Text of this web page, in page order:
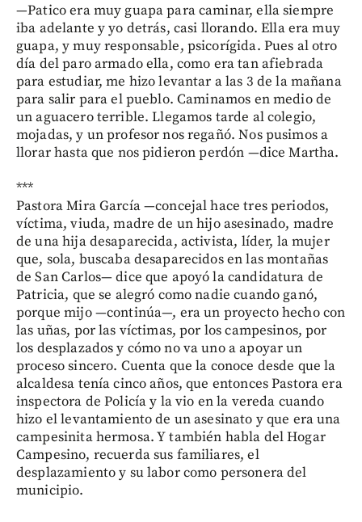
—Patico era muy guapa para caminar, ella siempre
iba adelante y yo detrás, casi llorando. Ella era muy
guapa, y muy responsable, psicorígida. Pues al otro
día del paro armado ella, como era tan afiebrada
para estudiar, me hizo levantar a las 3 de la mañana
para salir para el pueblo. Caminamos en medio de
un aguacero terrible. Llegamos tarde al colegio,
mojadas, y un profesor nos regañó. Nos pusimos a
llorar hasta que nos pidieron perdón —dice Martha.
***
Pastora Mira García —concejal hace tres periodos,
víctima, viuda, madre de un hijo asesinado, madre
de una hija desaparecida, activista, líder, la mujer
que, sola, buscaba desaparecidos en las montañas
de San Carlos— dice que apoyó la candidatura de
Patricia, que se alegró como nadie cuando ganó,
porque mijo —continúa—, era un proyecto hecho con
las uñas, por las víctimas, por los campesinos, por
los desplazados y cómo no va uno a apoyar un
proceso sincero. Cuenta que la conoce desde que la
alcaldesa tenía cinco años, que entonces Pastora era
inspectora de Policía y la vio en la vereda cuando
hizo el levantamiento de un asesinato y que era una
campesinita hermosa. Y también habla del Hogar
Campesino, recuerda sus familiares, el
desplazamiento y su labor como personera del
municipio.